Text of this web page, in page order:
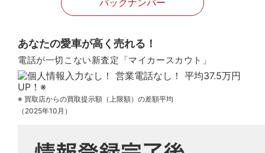
バックナンバー
あなたの愛車が高く売れる！
電話が一切こない新査定「マイカースカウト」
※ 買取店からの買取提示額（上限額）の差額平均
（2025年10月）